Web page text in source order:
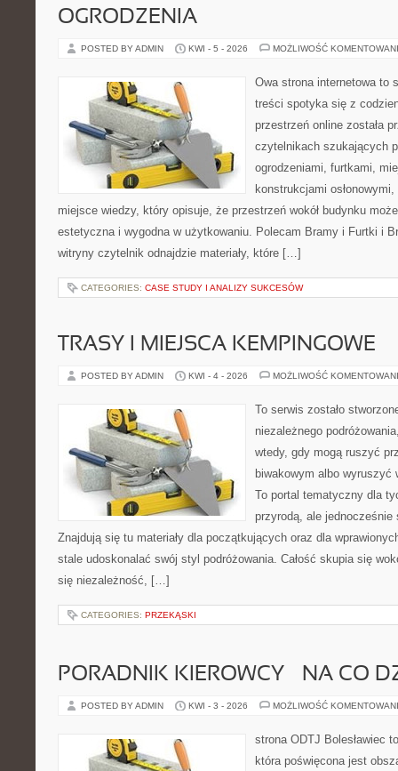
OGRODZENIA
POSTED BY ADMIN KWI - 5 - 2026 MOŻLIWOŚĆ
Owa strona internetowa to
treści spotyka się z
przestrzeń online została
czytelnikach szukających
ogrodzeniami, furtkami,
konstrukcjami
miejsce wiedzy, który opisuje, że przestrzeń wokół budynku
estetyczna i wygodna w użytkowaniu. Polecam Bramy i Furtki i
witryny czytelnik odnajdzie materiały, które […]
CATEGORIES: CASE STUDY I ANALIZY SUKCESÓW
TRASY I MIEJSCA KEMPINGOWE
POSTED BY ADMIN KWI - 4 - 2026 MOŻLIWOŚĆ
To serwis zostało
niezależnego
wtedy, gdy mogą ruszyć
biwakowym albo wyruszyć
To portal tematyczny dla
przyrodą, ale
Znajdują się tu materiały dla początkujących oraz dla
stale udoskonalać swój styl podróżowania. Całość skupia się
się niezależność, […]
CATEGORIES: PRZEKĄSKI
PORADNIK KIEROWCY – NA CO
POSTED BY ADMIN KWI - 3 - 2026 MOŻLIWOŚĆ
strona ODTJ Bolesławiec
która poświęcona jest